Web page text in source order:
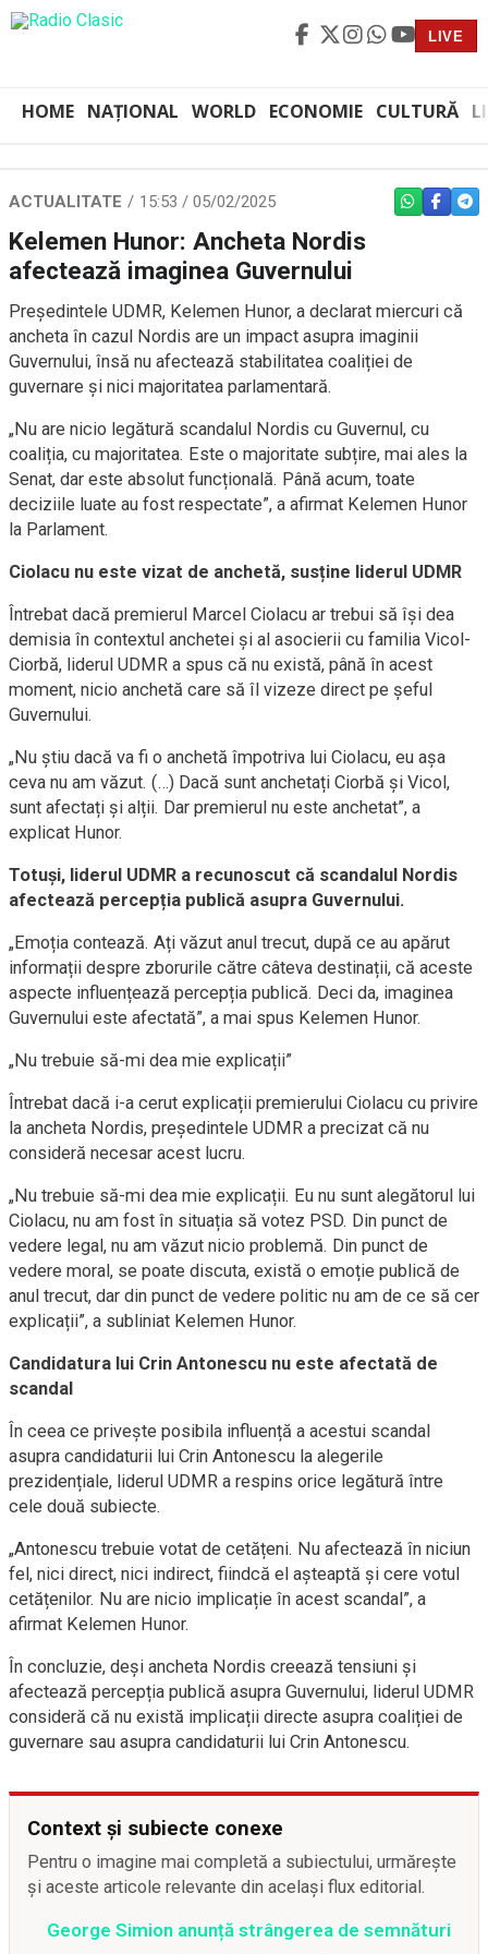
LIVE
HOME NAȚIONAL WORLD ECONOMIE CULTURĂ
ACTUALITATE 15:53 / 05/02/2025 WHATSAPP
Kelemen Hunor: Ancheta Nordis
afectează imaginea Guvernului
Președintele UDMR, Kelemen Hunor, a declarat miercuri că
ancheta în cazul Nordis are un impact asupra imaginii
Guvernului, însă nu afectează stabilitatea coaliției de
guvernare și nici majoritatea parlamentară.
„Nu are nicio legătură scandalul Nordis cu Guvernul, cu
coaliția, cu majoritatea. Este o majoritate subțire, mai ales la
Senat, dar este absolut funcțională. Până acum, toate
deciziile luate au fost respectate”, a afirmat Kelemen Hunor
la Parlament.
Ciolacu nu este vizat de anchetă, susține liderul UDMR
Întrebat dacă premierul Marcel Ciolacu ar trebui să își dea
demisia în contextul anchetei și al asocierii cu familia Vicol-
Ciorbă, liderul UDMR a spus că nu există, până în acest
moment, nicio anchetă care să îl vizeze direct pe șeful
Guvernului.
„Nu știu dacă va fi o anchetă împotriva lui Ciolacu, eu așa
ceva nu am văzut. (…) Dacă sunt anchetați Ciorbă și Vicol,
sunt afectați și alții. Dar premierul nu este anchetat”, a
explicat Hunor.
Totuși, liderul UDMR a recunoscut că scandalul Nordis
afectează percepția publică asupra Guvernului.
„Emoția contează. Ați văzut anul trecut, după ce au apărut
informații despre zborurile către câteva destinații, că aceste
aspecte influențează percepția publică. Deci da, imaginea
Guvernului este afectată”, a mai spus Kelemen Hunor.
„Nu trebuie să-mi dea mie explicații”
Întrebat dacă i-a cerut explicații premierului Ciolacu cu privire
la ancheta Nordis, președintele UDMR a precizat că nu
consideră necesar acest lucru.
„Nu trebuie să-mi dea mie explicații. Eu nu sunt alegătorul lui
Ciolacu, nu am fost în situația să votez PSD. Din punct de
vedere legal, nu am văzut nicio problemă. Din punct de
vedere moral, se poate discuta, există o emoție publică de
anul trecut, dar din punct de vedere politic nu am de ce să cer
explicații”, a subliniat Kelemen Hunor.
Candidatura lui Crin Antonescu nu este afectată de
scandal
În ceea ce privește posibila influență a acestui scandal
asupra candidaturii lui Crin Antonescu la alegerile
prezidențiale, liderul UDMR a respins orice legătură între
cele două subiecte.
„Antonescu trebuie votat de cetățeni. Nu afectează în niciun
fel, nici direct, nici indirect, fiindcă el așteaptă și cere votul
cetățenilor. Nu are nicio implicație în acest scandal”, a
afirmat Kelemen Hunor.
În concluzie, deși ancheta Nordis creează tensiuni și
afectează percepția publică asupra Guvernului, liderul UDMR
consideră că nu există implicații directe asupra coaliției de
guvernare sau asupra candidaturii lui Crin Antonescu.
Context și subiecte conexe
Pentru o imagine mai completă a subiectului, urmărește
și aceste articole relevante din același flux editorial.
George Simion anunță strângerea de semnături